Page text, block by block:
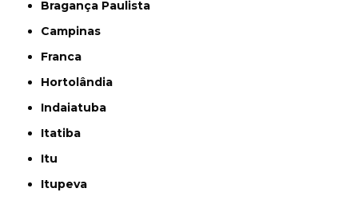
Bragança Paulista
Campinas
Franca
Hortolândia
Indaiatuba
Itatiba
Itu
Itupeva